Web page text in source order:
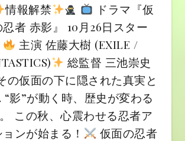
情報解禁
ドラマ『仮
者 赤影』 10月26日スター
主演 佐藤大樹 (EXILE /
総監督 三池崇史
の仮面の下に隠された真実と
影”が動く時、歴史が変わる
この秋、心震わせる忍者ア
ンが始まる！
仮面の忍者